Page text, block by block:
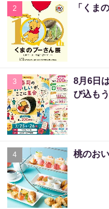
2 「くま
3
8月6日
び込もう
4 桃のお